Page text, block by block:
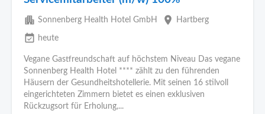
apartment Sonnenberg Health Hotel GmbH place Hartberg
event_available heute
Vegane Gastfreundschaft auf höchstem Niveau Das vegane
Sonnenberg Health Hotel **** zählt zu den führenden
Häusern der Gesundheitshotellerie. Mit seinen 16 stilvoll
eingerichteten Zimmern bietet es einen exklusiven
Rückzugsort für Erholung,...